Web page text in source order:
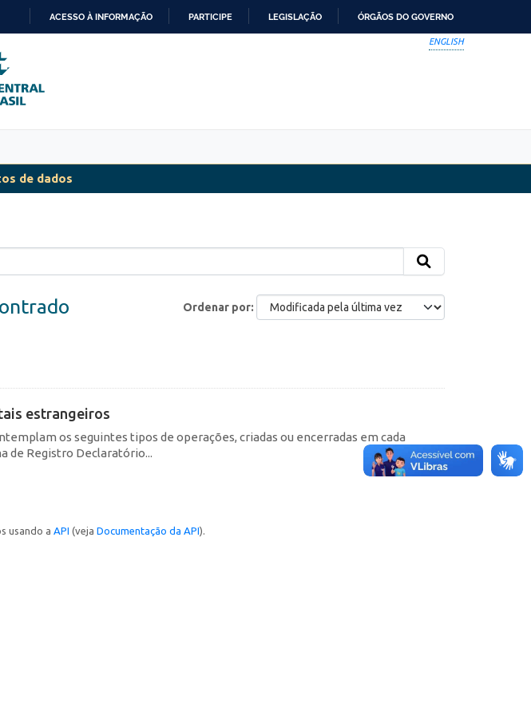
ACESSO À INFORMAÇÃO PARTICIPE LEGISLAÇÃO ÓRGÃOS DO GOVERNO
ENGLISH
de dados
Ordenar por
estrangeiros
os seguintes tipos de operações, criadas ou encerradas em cada
de Registro Declaratório...
usando a API (veja Documentação da API).